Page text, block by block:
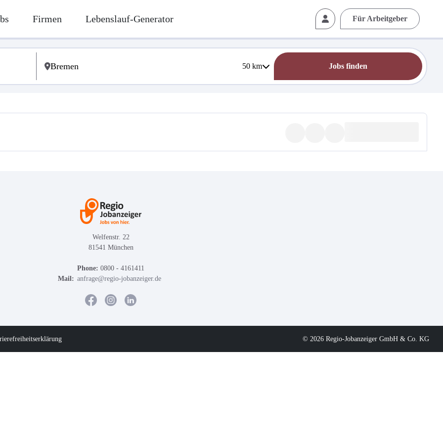
Firmen Lebenslauf-Generator Für Arbeitgeber
50km Jobs finden
Welfenstr. 22
81541 München
Phone: 0800 - 4161411
Mail: anfrage@regio-jobanzeiger.de
© 2026 Regio-Jobanzeiger GmbH & Co. KG